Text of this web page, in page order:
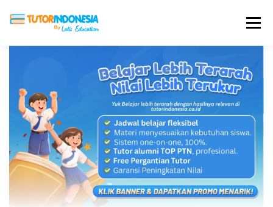
Menu
ABOUT US JADI PENGAJAR
BIAYA LES TESTIMONI PROFIL ALUMNI
BLOG DAFTAR SEKOLAH